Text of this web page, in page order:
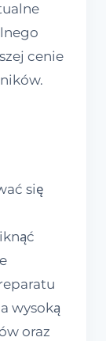
cenie
się
wysoką
oraz